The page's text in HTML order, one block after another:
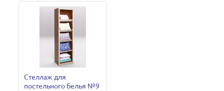
Стеллаж для
постельного белья №9